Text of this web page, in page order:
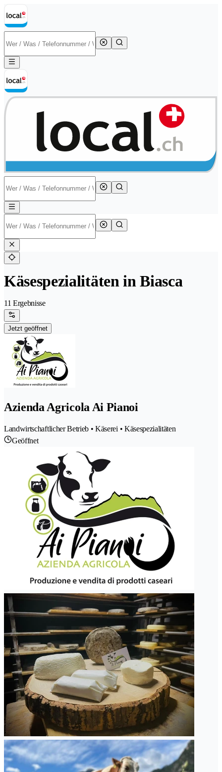
Käsespezialitäten in Biasca
11 Ergebnisse
Jetzt geöffnet
Azienda Agricola Ai Pianoi
Landwirtschaftlicher Betrieb • Käserei • Käsespezialitäten
Geöffnet